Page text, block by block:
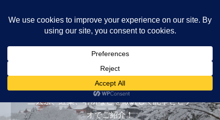
EVAAH!
おすすめ/RECOMMENDED
三大祭、紅葉、名所などを厳選して記事とビデ
オでご紹介！